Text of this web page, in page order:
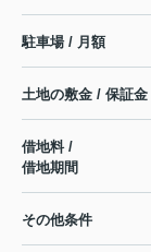
駐車場 / 月額
土地の敷金 / 保証金
借地料 /
借地期間
その他条件